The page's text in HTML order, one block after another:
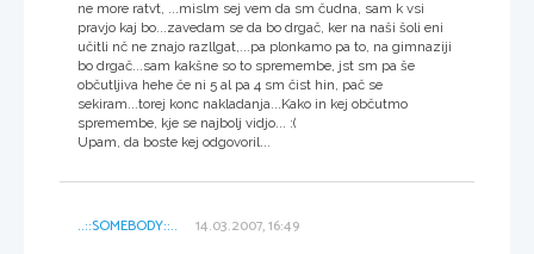
ne more ratvt, ...mislm sej vem da sm čudna, sam k vsi
pravjo kaj bo...zavedam se da bo drgač, ker na naši šoli eni
učitli nč ne znajo razllgat,...pa plonkamo pa to, na gimnaziji
bo drgač...sam kakšne so to spremembe, jst sm pa še
občutljiva hehe če ni 5 al pa 4 sm čist hin, pač se
sekiram...torej konc nakladanja...Kako in kej občutmo
spremembe, kje se najbolj vidjo... :(
Upam, da boste kej odgovoril...
..::SOMEBODY::.. 14.03.2007, 16:49